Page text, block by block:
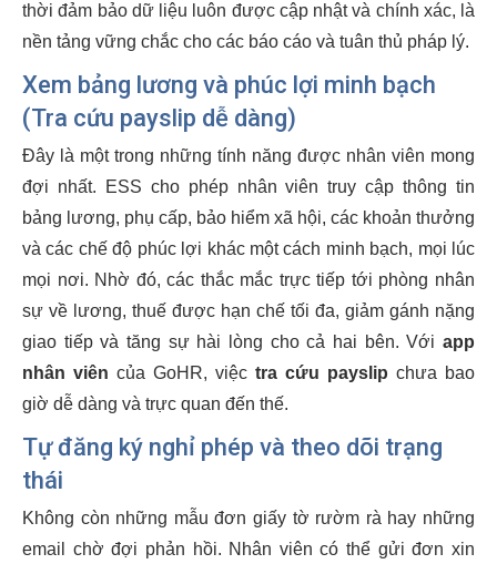
thời đảm bảo dữ liệu luôn được cập nhật và chính xác, là
nền tảng vững chắc cho các báo cáo và tuân thủ pháp lý.
Xem bảng lương và phúc lợi minh bạch
(Tra cứu payslip dễ dàng)
Đây là một trong những tính năng được nhân viên mong
đợi nhất. ESS cho phép nhân viên truy cập thông tin
bảng lương, phụ cấp, bảo hiểm xã hội, các khoản thưởng
và các chế độ phúc lợi khác một cách minh bạch, mọi lúc
mọi nơi. Nhờ đó, các thắc mắc trực tiếp tới phòng nhân
sự về lương, thuế được hạn chế tối đa, giảm gánh nặng
giao tiếp và tăng sự hài lòng cho cả hai bên. Với app
nhân viên của GoHR, việc tra cứu payslip chưa bao
giờ dễ dàng và trực quan đến thế.
Tự đăng ký nghỉ phép và theo dõi trạng
thái
Không còn những mẫu đơn giấy tờ rườm rà hay những
email chờ đợi phản hồi. Nhân viên có thể gửi đơn xin